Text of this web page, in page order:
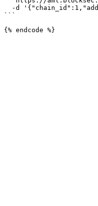
```